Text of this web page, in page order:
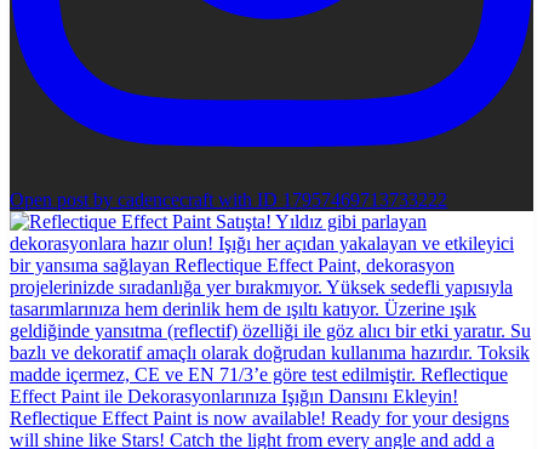
Open post by cadencecraft with ID 17957469713733222